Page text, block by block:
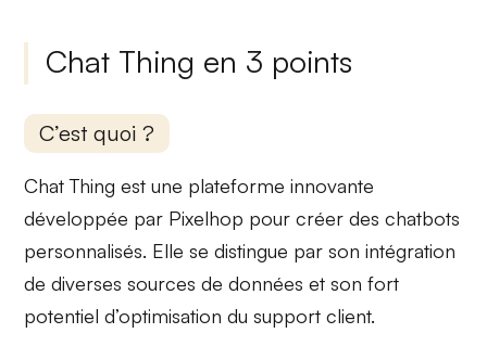
Chat Thing en 3 points
C’est quoi ?
Chat Thing est une plateforme innovante
développée par Pixelhop pour créer des chatbots
personnalisés. Elle se distingue par son intégration
de diverses sources de données et sonfort
potentiel d’optimisation du support client.